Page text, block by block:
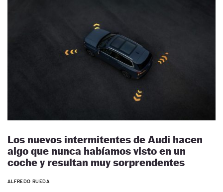
Los nuevos intermitentes de Audi hacen
algo que nunca habíamos visto en un
coche y resultan muy sorprendentes
ALFREDO RUEDA